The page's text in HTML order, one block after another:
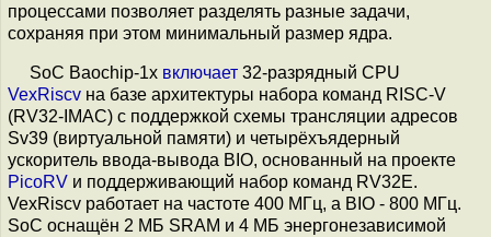
процессами позволяет разделять разные задачи,
сохраняя при этом минимальный размер ядра.
SoC Baochip-1x включает 32-разрядный CPU
VexRiscv на базе архитектуры набора команд RISC-V
(RV32-IMAC) c поддержкой схемы трансляции адресов
Sv39 (виртуальной памяти) и четырёхъядерный
ускоритель ввода-вывода BIO, основанный на проекте
PicoRV и поддерживающий набор команд RV32E.
VexRiscv работает на частоте 400 МГц, а BIO - 800 МГц.
SoC оснащён 2 МБ SRAM и 4 МБ энергонезависимой